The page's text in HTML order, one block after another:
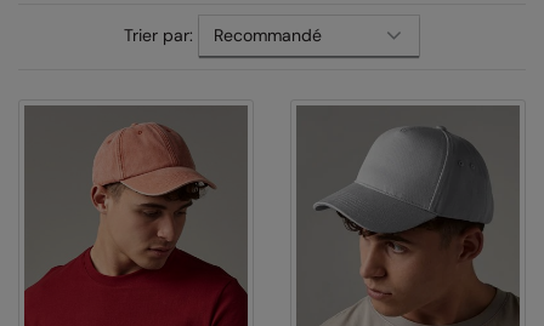
Bella+Canvas
Build Your Brand
Build Your Brand Basic
Build Your Brandit
Nike
Trier par: